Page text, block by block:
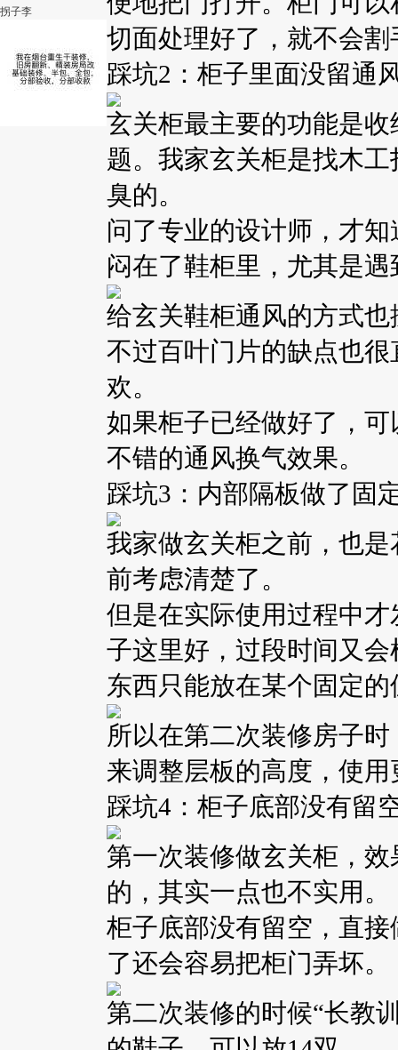
拐子李
切面处理好了，就不会
踩坑2：柜子里面没留通
玄关柜最主要的功能是
题。我家玄关柜是找木
臭的。
问了专业的设计师，才
闷在了鞋柜里，尤其是
给玄关鞋柜通风的方式
不过百叶门片的缺点也
欢。
如果柜子已经做好了，
不错的通风换气效果。
踩坑3：内部隔板做了固
我家做玄关柜之前，也
前考虑清楚了。
但是在实际使用过程中
子这里好，过段时间又
东西只能放在某个固定的
所以在第二次装修房子
来调整层板的高度，使用
踩坑4：柜子底部没有留
第一次装修做玄关柜，
的，其实一点也不实用。
柜子底部没有留空，直
了还会容易把柜门弄坏。
第二次装修的时候“长教